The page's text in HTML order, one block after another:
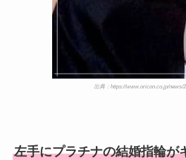
出典：https://www.oricon.co.jp/news/
左手にプラチナの結婚指輪が